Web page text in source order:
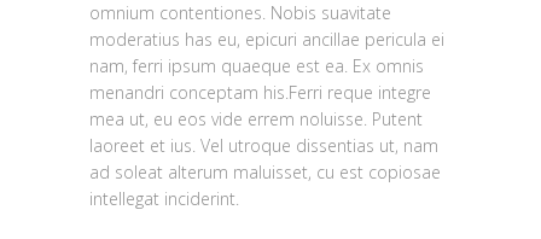
omnium contentiones. Nobis suavitate
moderatius has eu, epicuri ancillae pericula ei
nam, ferri ipsum quaeque est ea. Ex omnis
menandri conceptam his.Ferri reque integre
mea ut, eu eos vide errem noluisse. Putent
laoreet et ius. Vel utroque dissentias ut, nam
ad soleat alterum maluisset, cu est copiosae
intellegat inciderint.